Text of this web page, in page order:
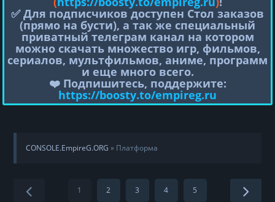
✅ Для подписчиков доступен Стол заказов
(прямо на бусти), а так же специальный
приватный телеграм канал на котором
можно скачать множество игр, фильмов,
сериалов, мультфильмов, аниме, программ
и еще много всего.
❤️ Подпишитесь, поддержите:
https://boosty.to/empireg.ru
CONSOLE.EmpireG.ORG » Платформа
1 2 3 4 5